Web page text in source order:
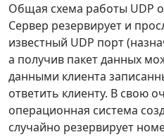
Общая схема работы UDP
Сервер резервирует и
известный UDP порт
а получив пакет данных
данными клиента
ответить клиенту. В свою
операционная система
случайно резервирует